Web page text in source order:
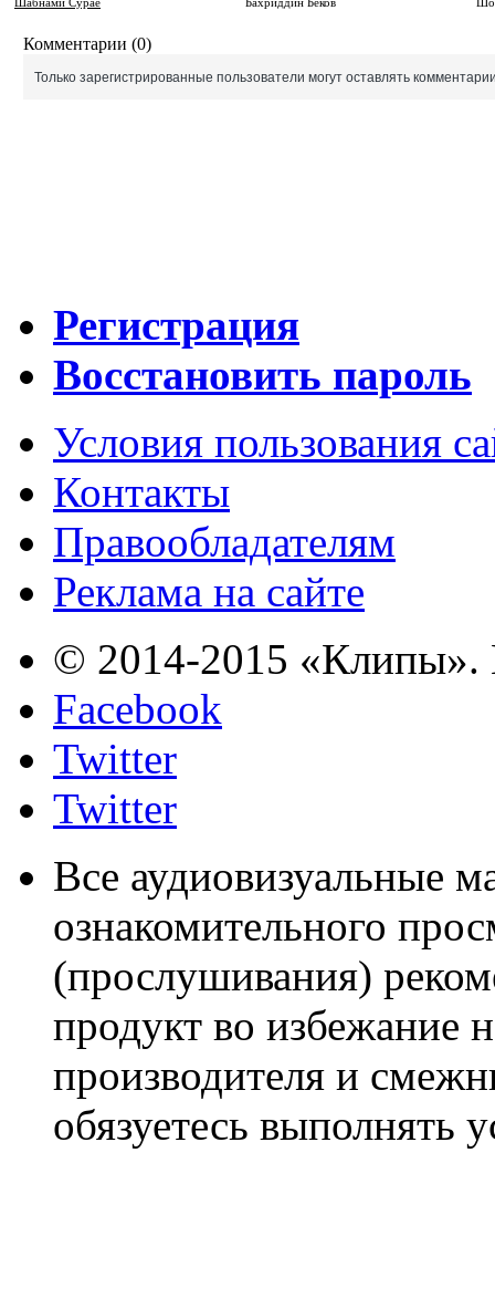
Комментарии (0)
Только зарегистрированные пользователи могут оставлять
Регистрация
Восстановить пароль
Условия пользования
Контакты
Правообладателям
Реклама на сайте
© 2014-2015 «Клипы».
Facebook
Twitter
Twitter
Все аудиовизуальные
ознакомительного
(прослушивания)
продукт во избежание
производителя и
обязуетесь выполнять